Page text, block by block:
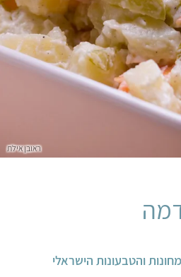
ראובן אילת
והטבעונות הישראלי